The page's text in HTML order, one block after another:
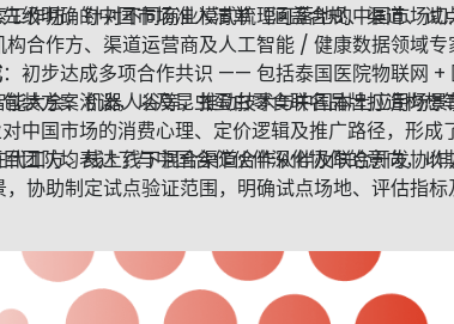
作坊，针对不同商业模式梳理可落地的中国市场切
合作方、渠道运营商及人工智能 / 健康数据领域专
大会、机器人谷等，推动技术与中国本土应用场景
工方、线上线下混合渠道合作伙伴及联合开发协作
协助制定试点验证范围，明确试点场地、评估指标
级明确的中国市场准入清单（涵盖合规、渠道、试
：初步达成多项合作共识 —— 包括泰国医院物联网 +
装方案洽谈，以及昆虫蛋白零食联名品牌打造构想
中国市场的消费心理、定价逻辑及推广路径，形成
团队均表达了与中国合作伙伴深化协作的意向，以